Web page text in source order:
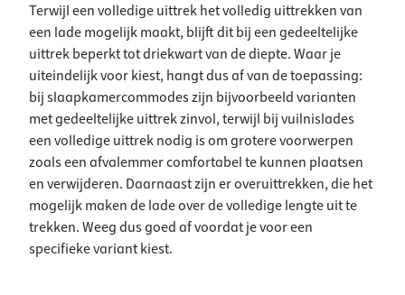
Terwijl een volledige uittrek het volledig uittrekken van
een lade mogelijk maakt, blijft dit bij een gedeeltelijke
uittrek beperkt tot driekwart van de diepte. Waar je
uiteindelijk voor kiest, hangt dus af van de toepassing:
bij slaapkamercommodes zijn bijvoorbeeld varianten
met gedeeltelijke uittrek zinvol, terwijl bij vuilnislades
een volledige uittrek nodig is om grotere voorwerpen
zoals een afvalemmer comfortabel te kunnen plaatsen
en verwijderen. Daarnaast zijn er overuittrekken, die het
mogelijk maken de lade over de volledige lengte uit te
trekken. Weeg dus goed af voordat je voor een
specifieke variant kiest.